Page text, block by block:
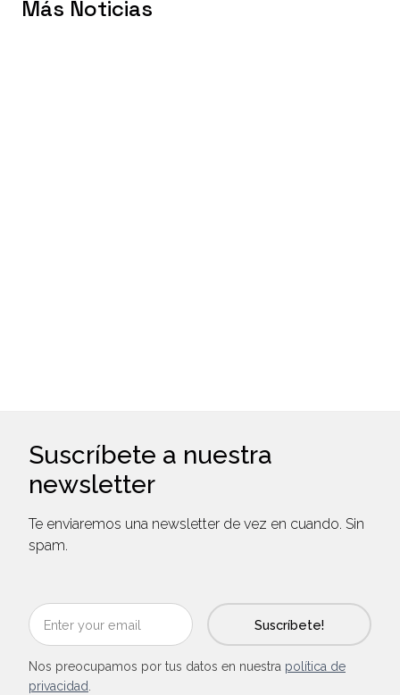
Más Noticias
Suscríbete a nuestra
newsletter
Te enviaremos una newsletter de vez en cuando. Sin
spam.
Nos preocupamos por tus datos en nuestra política de
privacidad.